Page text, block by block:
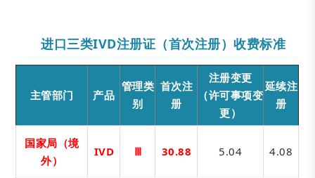
进口三类IVD注册证（首次注册）收费标准
主管部门 产品
管理类
别
首次注
册
注册变更
（许可事项变
更）
延续注
册
国家局（境
外）
IVD Ⅲ 30.88 5.04 4.08